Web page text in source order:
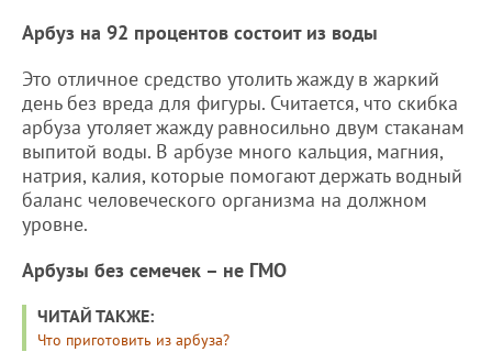
Арбуз на 92 процентов состоит из воды
Это отличное средство утолить жажду в жаркий
день без вреда для фигуры. Считается, что скибка
арбуза утоляет жажду равносильно двум стаканам
выпитой воды. В арбузе много кальция, магния,
натрия, калия, которые помогают держать водный
баланс человеческого организма на должном
уровне.
Арбузы без семечек – не ГМО
ЧИТАЙ ТАКЖЕ:
Что приготовить из арбуза?